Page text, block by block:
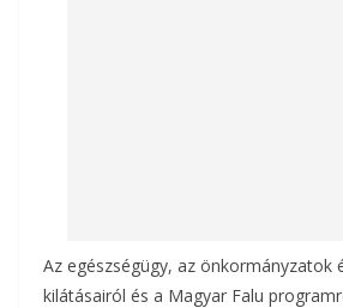
Az egészségügy, az önkormányzatok
kilátásairól és a Magyar Falu